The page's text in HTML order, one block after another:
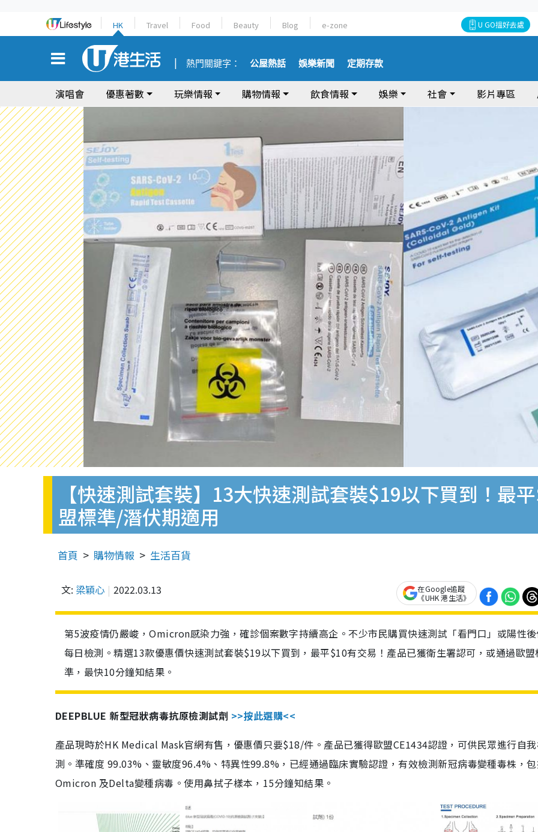
HK Travel Food Beauty Blog e-zone U GO搵好去處
熱門關鍵字： 公屋熱話 娛樂新聞 定期存款
演唱會 優惠著數 玩樂情報 購物情報 飲食情報 娛樂 社會 影片專區
【快速測試套裝】13大快速測試套裝$19以下買到！最
盟標準/潛伏期適用
首頁 購物情報 生活百貨
文: 梁穎心 2022.03.13
在Google追蹤
《UHK 港生活》
第5波疫情仍嚴峻，Omicron感染力強，確診個案數字持續高企。不少市民購買快速測試「看門口」或陽性
每日檢測。精選13款優惠價快速測試套裝$19以下買到，最平$10有交易！產品已獲衛生署認可，或通過歐盟
準，最快10分鐘知結果。
DEEPBLUE 新型冠狀病毒抗原檢測試劑 >>按此選購<<
產品現時於HK Medical Mask官網有售，優惠價只要$18/件。產品已獲得歐盟CE1434認證，可供民眾進行自
測。準確度 99.03%、靈敏度96.4%、特異性99.8%，已經通過臨床實驗認證，有效檢測新冠病毒變種毒株，
Omicron 及Delta變種病毒。使用鼻拭子樣本，15分鐘知結果。